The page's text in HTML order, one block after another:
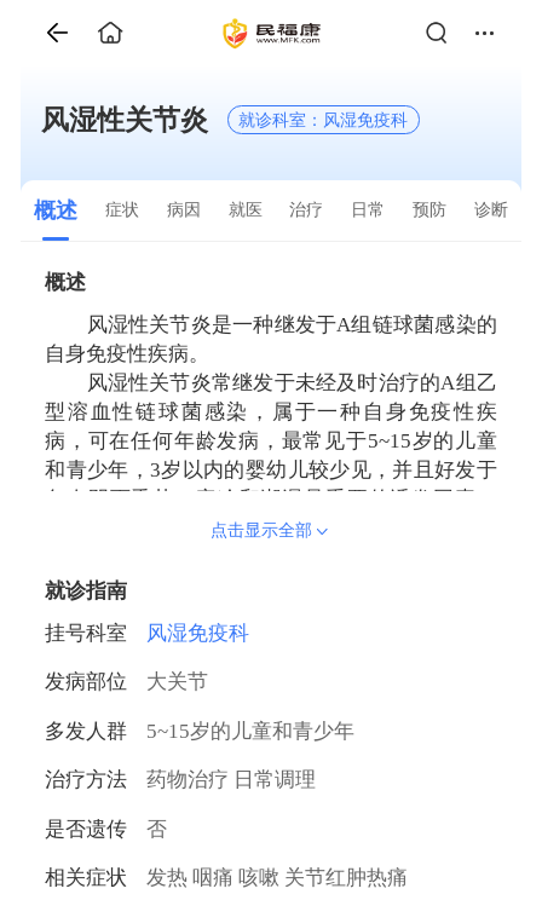
风湿性关节炎 就诊科室：风湿免疫科
概述 症状 病因 就医 治疗 日常 预防 诊断
概述
风湿性关节炎是一种继发于A组链球菌感染的
自身免疫性疾病。
风湿性关节炎常继发于未经及时治疗的A组乙
型溶血性链球菌感染，属于一种自身免疫性疾
病，可在任何年龄发病，最常见于5~15岁的儿童
和青少年，3岁以内的婴幼儿较少见，并且好发于
冬春阴雨季节，寒冷和潮湿是重要的诱发因素，
大多数患者膝、踝、肘、腕、肩等大关节会出现
有时有渗出，但无化脓现象。风湿性关节炎以药
好，但是也容易反复发作。
点击显示全部
就诊指南
挂号科室
风湿免疫科
发病部位 大关节
多发人群 5~15岁的儿童和青少年
治疗方法 药物治疗 日常调理
是否遗传 否
相关症状 发热 咽痛 咳嗽 关节红肿热痛